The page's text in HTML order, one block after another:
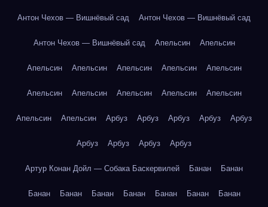
Антон Чехов — Вишнёвый сад Антон Чехов — Вишнёвый сад
Антон Чехов — Вишнёвый сад Апельсин Апельсин
Апельсин Апельсин Апельсин Апельсин Апельсин
Апельсин Апельсин Апельсин Апельсин Апельсин
Апельсин Апельсин Арбуз Арбуз Арбуз Арбуз Арбуз
Арбуз Арбуз Арбуз Арбуз
Артур Конан Дойл — Собака Баскервилей Банан Банан
Банан Банан Банан Банан Банан Банан Банан